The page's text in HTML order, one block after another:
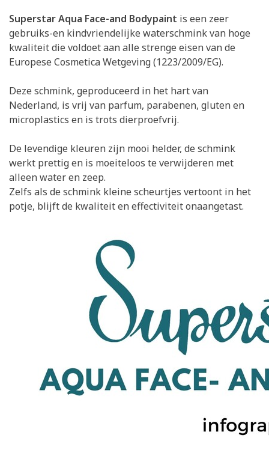
Superstar Aqua Face-and Bodypaint is een zeer
gebruiks-en kindvriendelijke waterschmink van hoge
kwaliteit die voldoet aan alle strenge eisen van de
Europese Cosmetica Wetgeving (1223/2009/EG).
Deze schmink, geproduceerd in het hart van
Nederland, is vrij van parfum, parabenen, gluten en
microplastics en is trots dierproefvrij.
De levendige kleuren zijn mooi helder, de schmink
werkt prettig en is moeiteloos te verwijderen met
alleen water en zeep.
Zelfs als de schmink kleine scheurtjes vertoont in het
potje, blijft de kwaliteit en effectiviteit onaangetast.